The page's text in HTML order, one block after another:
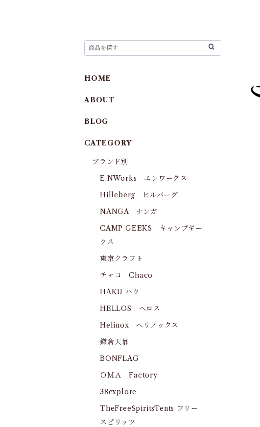
HOME
ABOUT
BLOG
CATEGORY
ブランド別
E.NWorks エンワークス
Hilleberg ヒルバーグ
NANGA ナンガ
CAMP GEEKS キャンプギー
クス
東京クラフト
チャコ Chaco
HAKU ハク
HELLOS へロス
Helinox ヘリノックス
鎌倉天幕
BONFLAG
ＯＭＡ Factory
38explore
TheFreeSpiritsTents フリー
スピリッツ